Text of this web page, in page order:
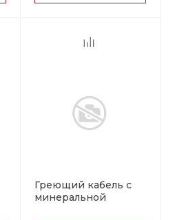
Греющий кабель с
минеральной